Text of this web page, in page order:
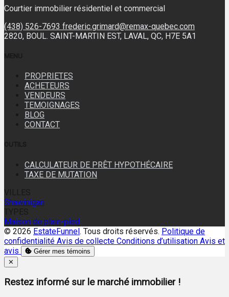
Courtier immobilier résidentiel et commercial
(438) 526-7693 frederic.grimard@remax-quebec.com
2820, BOUL. SAINT-MARTIN EST, LAVAL, QC, H7E 5A1
PROPRIETES
ACHETEURS
VENDEURS
TEMOIGNAGES
BLOG
CONTACT
CALCULATEUR DE PRÊT HYPOTHÉCAIRE
TAXE DE MUTATION
Shawinigan
Maison de plain-pied
© 2026 EstateFunnel. Tous droits réservés. Politique de
confidentialité Avis de collecte Conditions d’utilisation Avis et
avis
Gérer mes témoins
Close
✕
Restez informé sur le marché immobilier !